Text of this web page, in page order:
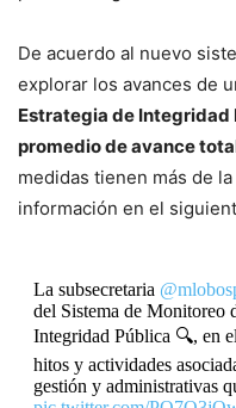
De acuerdo al nuevo
explorar los avances de
Estrategia de Integridad
promedio de avance
medidas tienen más de
información en el
La subsecretaria
del Sistema de Monitoreo
Integridad Pública 🔍, en
hitos y actividades
gestión y administrativas